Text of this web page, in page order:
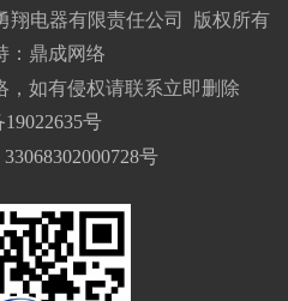
电器有限责任公司 版权所有
鼎成网络
如有侵权请联系立即删除
号
号